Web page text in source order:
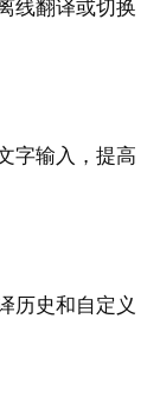
线翻译或切换
字输入，提高
历史和自定义